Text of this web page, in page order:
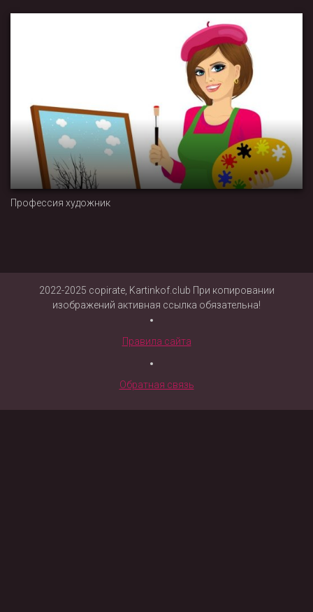
Профессия художник
2022-2025 copirate, Kartinkof.club При копировании
изображений активная ссылка обязательна!
Правила сайта
Обратная связь